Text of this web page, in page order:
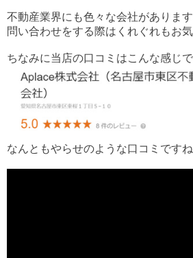
不動産業界にも色々な会社があります
問い合わせをする際はくれぐれもお気
ちなみに当店の口コミはこんな感じで
なんともやらせのような口コミですね